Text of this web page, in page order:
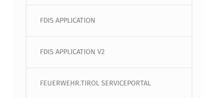
FDIS APPLICATION
FDIS APPLICATION V2
FEUERWEHR.TIROL SERVICEPORTAL